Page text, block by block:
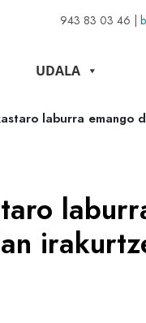
943 83 03 46 |
UDALA
laburra emango